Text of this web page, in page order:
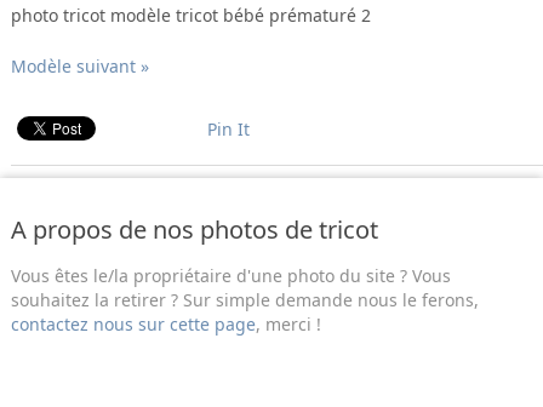
photo tricot modèle tricot bébé prématuré 2
Modèle suivant »
Pin It
A propos de nos photos de tricot
Vous êtes le/la propriétaire d'une photo du site ? Vous
souhaitez la retirer ? Sur simple demande nous le ferons,
contactez nous sur cette page, merci !